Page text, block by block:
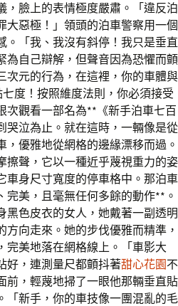
，臉上的表情極度嚴肅。「違反泊
大惡極！」領頭的泊車警察用一個
。「我、我沒有斜停！我只是垂直
為自己辯解，但聲音因為恐懼而顫
次元的行為，在這裡，你的車體與
度！按照維度法則，你必須接受
次觀看一部名為**《新手泊車七百
哭泣為止。就在這時，一輛像是從
優雅地從網格的邊緣漂移而過。
擦聲，它以一種近乎蔑視重力的姿
車身尺寸寬度的停車格中。那泊車
完美，且毫無任何多餘的動作**。
黑色皮衣的女人，她戴著一副透明
向走來。她的步伐優雅而精準，
完美地落在網格線上。「車影大
好，連測量尺都顫抖著甜心花園不
前，輕蔑地掃了一眼他那輛垂直貼
「新手，你的車技像一團混亂的毛